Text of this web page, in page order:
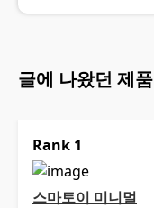
글에 나왔던 제
Rank 1
스마토이 미니멀